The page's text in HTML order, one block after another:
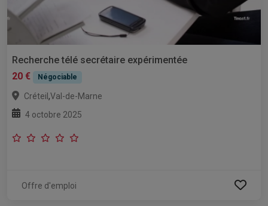
Recherche télé secrétaire expérimentée
20 €
Négociable
Créteil ,Val-de-Marne
4 octobre 2025
Offre d'emploi